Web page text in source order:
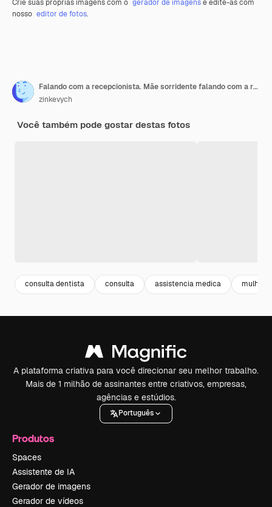
Crie suas próprias imagens com o gerador de imagense edite-as com
nosso editor de fotos.
Falando com a recepcionista. Mãe sorridente falando com a recepcionista em um dentista particular antes do exame
zinkevych
Você também pode gostar destas fotos
consulta dentista consulta assistencia medica mulher
A plataforma criativa para você direcionar seu melhor trabalho.
Mais de 1 milhão de assinantes entre criativos, empresas,
agências e estúdios.
Português
Produtos
Spaces
Assistente de IA
Gerador de imagens
Gerador de vídeos